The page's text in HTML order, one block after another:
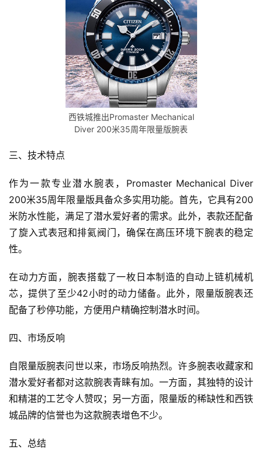
西铁城推出Promaster Mechanical
Diver 200米35周年限量版腕表
三、技术特点
作为一款专业潜水腕表，Promaster Mechanical Diver
200米35周年限量版具备众多实用功能。首先，它具有200
米防水性能，满足了潜水爱好者的需求。此外，表款还配备
了旋入式表冠和排氦阀门，确保在高压环境下腕表的稳定
性。
在动力方面，腕表搭载了一枚日本制造的自动上链机械机
芯，提供了至少42小时的动力储备。此外，限量版腕表还
配备了秒停功能，方便用户精确控制潜水时间。
四、市场反响
自限量版腕表问世以来，市场反响热烈。许多腕表收藏家和
潜水爱好者都对这款腕表青睐有加。一方面，其独特的设计
和精湛的工艺令人赞叹；另一方面，限量版的稀缺性和西铁
城品牌的信誉也为这款腕表增色不少。
五、总结